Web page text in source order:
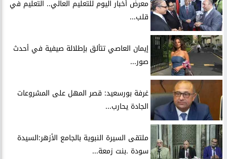
معرض أخبار اليوم للتعليم العالي.. التعليم في
قلب...
إيمان العاصي تتألق بإطلالة صيفية في أحدث
صور...
غرفة بورسعيد: قصر المهل على المشروعات
الجادة يحارب...
ملتقى السيرة النبوية بالجامع الأزهر:السيدة
سودة .بنت زمعة...